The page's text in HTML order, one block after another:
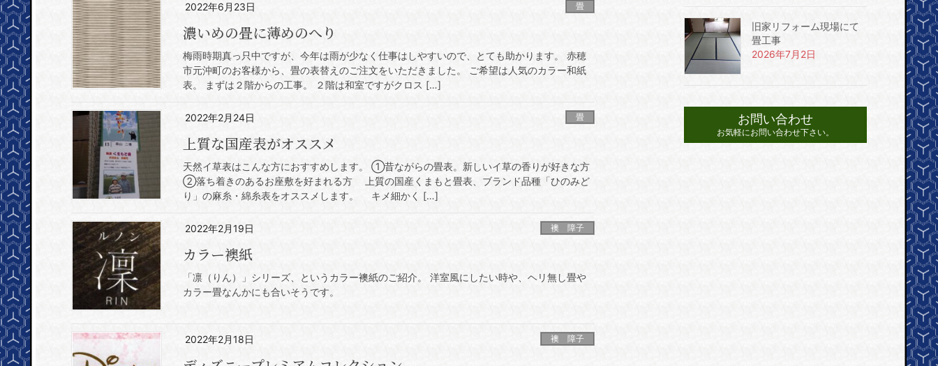
2022年6月23日 畳
濃いめの畳に薄めのへり
梅雨時期真っ只中ですが、今年は雨が少なく仕事はしやすいので、とても助かります。 赤穂
市元沖町のお客様から、畳の表替えのご注文をいただきました。 ご希望は人気のカラー和紙
表。 まずは２階からの工事。 ２階は和室ですがクロス […]
2022年2月24日 畳
上質な国産表がオススメ
天然イ草表はこんな方におすすめします。 ①昔ながらの畳表。新しいイ草の香りが好きな方
②落ち着きのあるお座敷を好まれる方 上質の国産くまもと畳表、ブランド品種「ひのみど
り」の麻糸・綿糸表をオススメします。 キメ細かく […]
2022年2月19日 襖 障子
カラー襖紙
「凛（りん）」シリーズ、というカラー襖紙のご紹介。 洋室風にしたい時や、ヘリ無し畳や
カラー畳なんかにも合いそうです。
2022年2月18日 襖 障子
旧家リフォーム現場にて
畳工事
2026年7月2日
お問い合わせ
お気軽にお問い合わせ下さい。